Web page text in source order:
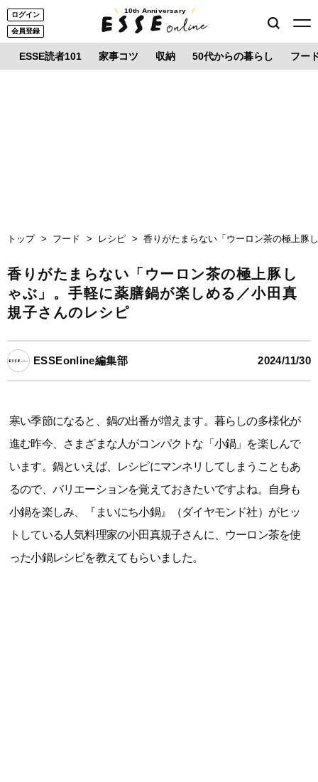
ログイン
会員登録
10th Anniversary
ESSE読者101 家事コツ 収納 50代からの暮らし フー
トップ フード レシピ 香りがたまらない「ウーロン茶の極上豚
香りがたまらない「ウーロン茶の極上豚し
ゃぶ」。手軽に薬膳鍋が楽しめる／小田真
規子さんのレシピ
ESSEonline編集部 2024/11/30
寒い季節になると、鍋の出番が増えます。暮らしの多様化が
進む昨今、さまざまな人がコンパクトな「小鍋」を楽しんで
います。鍋といえば、レシピにマンネリしてしまうこともあ
るので、バリエーションを覚えておきたいですよね。自身も
小鍋を楽しみ、『まいにち小鍋』（ダイヤモンド社）がヒッ
トしている人気料理家の小田真規子さんに、ウーロン茶を使
った小鍋レシピを教えてもらいました。